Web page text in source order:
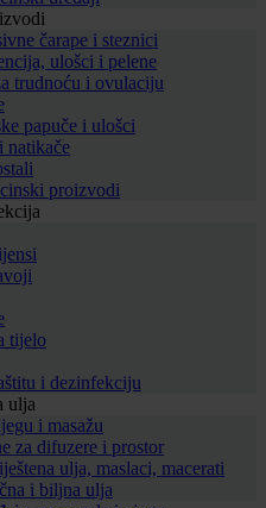
čarape i steznici
ulošci i pelene
trudnoću i ovulaciju
papuče i ulošci
natikače
proizvodi
tijelo
i dezinfekciju
ulja
i masažu
za difuzere i prostor
ulja, maslaci, macerati
i biljna ulja